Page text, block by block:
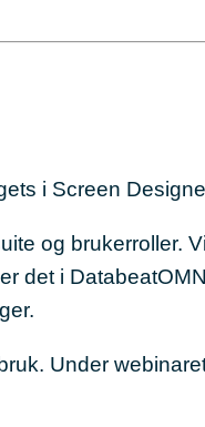
i Screen
og brukerroller.
det i
Under